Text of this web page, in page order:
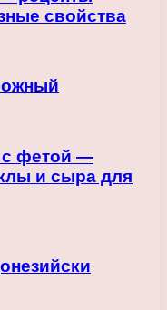
свойства
с фетой —
и сыра для